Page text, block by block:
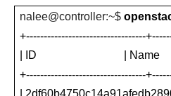
nalee@controller:~$
+----------------------------------
| ID
| Name
+----------------------------------